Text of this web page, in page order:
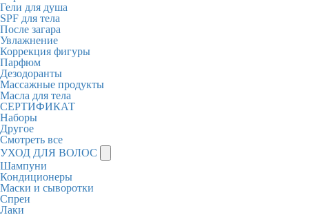
Гели для душа
SPF для тела
После загара
Увлажнение
Коррекция фигуры
Парфюм
Дезодоранты
Массажные продукты
Масла для тела
СЕРТИФИКАТ
Наборы
Другое
Смотреть все
УХОД ДЛЯ ВОЛОС
Шампуни
Кондиционеры
Маски и сыворотки
Спреи
Лаки